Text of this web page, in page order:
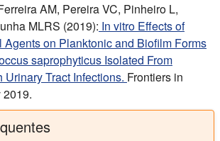
AM, Pereira VC, Pinheiro L,
MLRS (2019): In vitro Effects of
Agents on Planktonic and Biofilm Forms
saprophyticus Isolated From
Urinary Tract Infections. Frontiers in